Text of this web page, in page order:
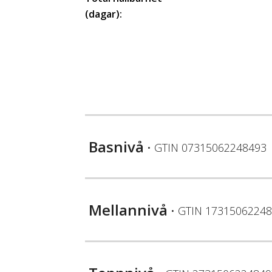
(dagar):
Basnivå • GTIN 07315062248493
Mellannivå • GTIN